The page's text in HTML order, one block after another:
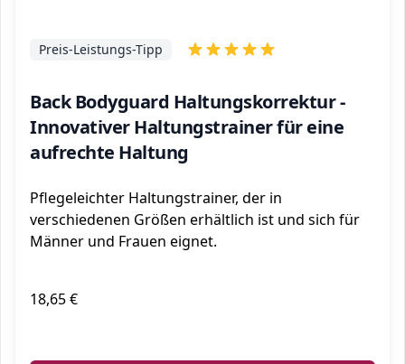
Back Bodyguard Haltungskorrektur -
Innovativer Haltungstrainer für eine
aufrechte Haltung
Preis-Leistungs-Tipp
Pflegeleichter Haltungstrainer, der in
verschiedenen Größen erhältlich ist und sich für
Männer und Frauen eignet.
18,65 €